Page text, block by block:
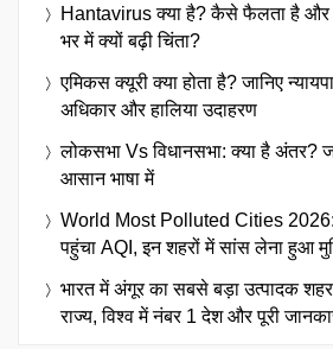
Hantavirus क्या है? कैसे फैलता है और
भर में क्यों बढ़ी चिंता?
एमिकस क्यूरी क्या होता है? जानिए
अधिकार और हालिया उदाहरण
लोकसभा Vs विधानसभा: क्या है अंतर?
आसान भाषा में
World Most Polluted Cities
पहुंचा AQI, इन शहरों में सांस लेना हुआ
भारत में अंगूर का सबसे बड़ा उत्पादक
राज्य, विश्व में नंबर 1 देश और पूरी